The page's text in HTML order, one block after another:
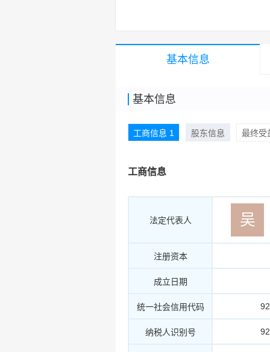
基本信息
基本信息
工商信息 1 股东信息 最终受
工商信息
法定代表人 吴
注册资本
成立日期
统一社会信用代码
纳税人识别号